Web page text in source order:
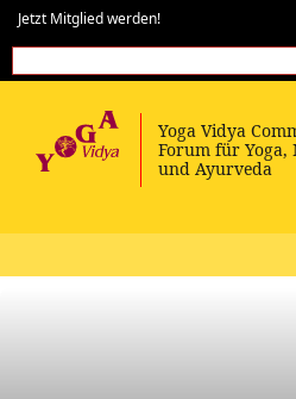
Jetzt Mitglied werden!